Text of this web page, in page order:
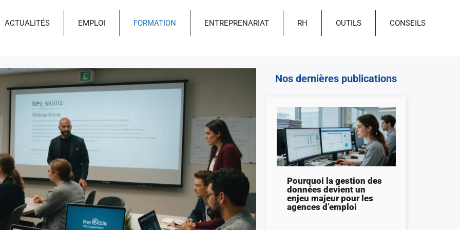
ACTUALITÉS EMPLOI FORMATION ENTREPRENARIAT RH OUTILS CONSEILS
Nos dernières publications
Pourquoi la gestion des
données devient un
enjeu majeur pour les
agences d’emploi